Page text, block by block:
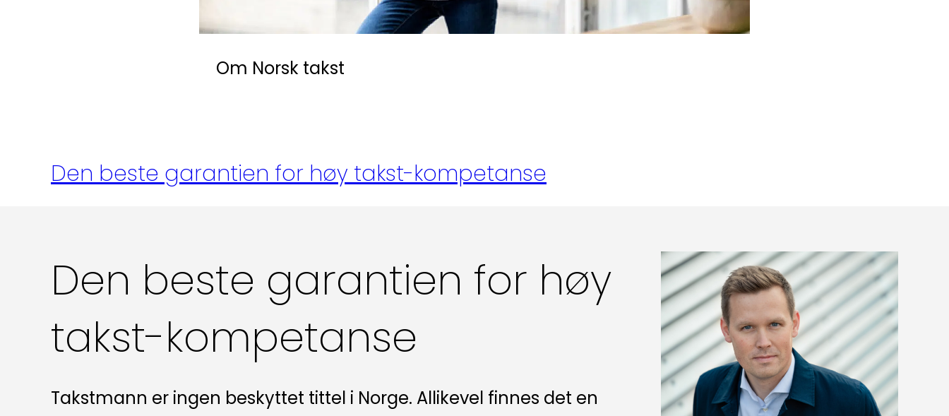
Om Norsk takst
Postadresse:
Om Norsk takst
Den beste garantien for høy takst-kompetanse
Den beste garantien for høy
takst-kompetanse
Takstmann er ingen beskyttet tittel i Norge. Allikevel finnes det en